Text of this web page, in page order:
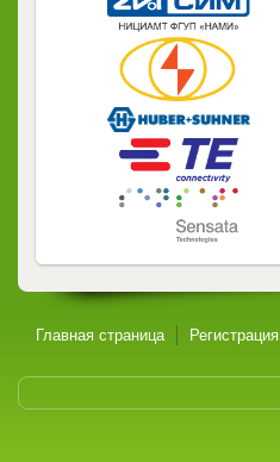
Главная страница Регистрация